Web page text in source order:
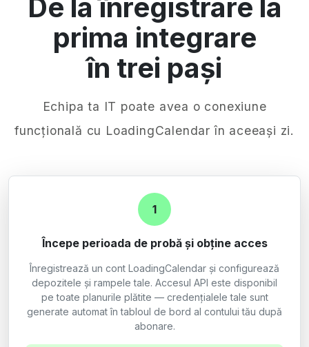
De la înregistrare la
prima integrare
în trei pași
Echipa ta IT poate avea o conexiune
funcțională cu LoadingCalendar în aceeași zi.
1
Începe perioada de probă și obține acces
Înregistrează un cont LoadingCalendar și configurează
depozitele și rampele tale. Accesul API este disponibil
pe toate planurile plătite — credențialele tale sunt
generate automat în tabloul de bord al contului tău după
abonare.